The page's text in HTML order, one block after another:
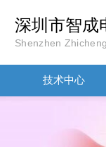
深圳市智成
Shenzhen
技术中心